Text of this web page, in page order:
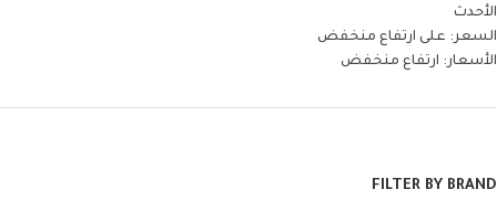
الأحدث
السعر: على ارتفاع منخفض
الأسعار: ارتفاع منخفض
FILTER BY BRAND